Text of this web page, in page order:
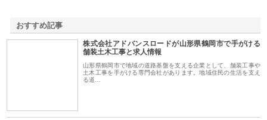
おすすめ記事
株式会社アドバンスロードが山形県鶴岡市で手がける
舗装土木工事と求人情報
山形県鶴岡市で地域の道路基盤を支える企業として、舗装工事や
土木工事を手がける専門会社があります。地域住民の生活を支え
る道…